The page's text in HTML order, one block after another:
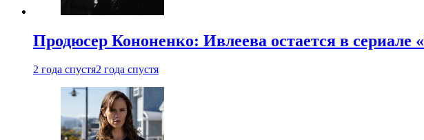
Продюсер Кононенко: Ивлеева остается в сериале
2 года спустя2 года спустя